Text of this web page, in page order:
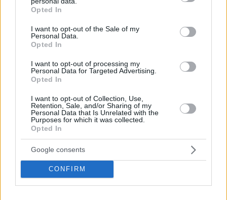
grant or deny consent to Google and its third-party tags to
use your data for below specified purposes in below Google
consent section.
Opted In
I want to opt-out of the Sale of my
Personal Data.
Opted In
I want to opt-out of processing my
Personal Data for Targeted Advertising.
Opted In
I want to opt-out of Collection, Use,
Retention, Sale, and/or Sharing of my
Personal Data that Is Unrelated with the
Purposes for which it was collected.
Opted In
Google consents
CONFIRM
Ασθενής ξυλοκόπησε νοσηλεύτρια στα Επείγοντα
του Ερυθρού Σταυρού, την άρπαξε από τα μαλλιά
και τη χτύπησε σε πόρτες - Τι καταγγέλλει η
ΠΟΕΔΗΝ
09.08.2026, 10:51